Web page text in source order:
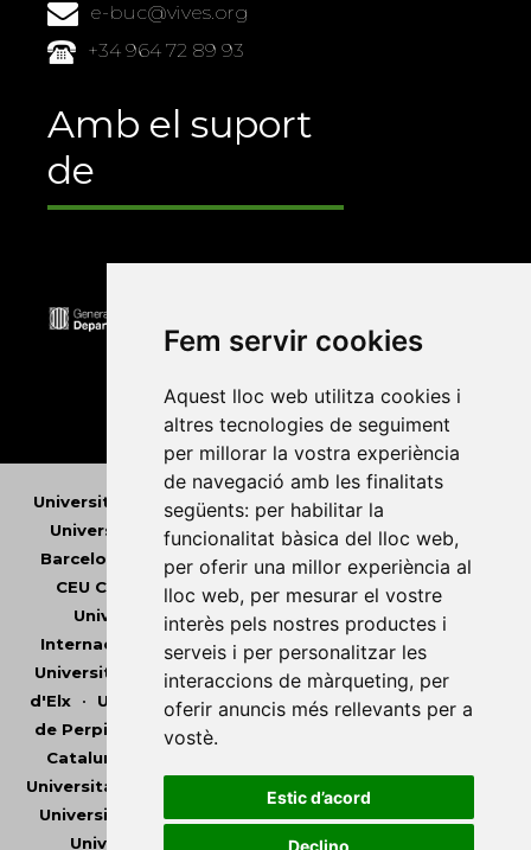
Fem servir cookies
Aquest lloc web utilitza cookies i
altres tecnologies de seguiment
per millorar la vostra experiència
de navegació amb les finalitats
següents: per habilitar la
funcionalitat bàsica del lloc web,
per oferir una millor experiència al
lloc web, per mesurar el vostre
interès pels nostres productes i
serveis i per personalitzar les
interaccions de màrqueting, per
oferir anuncis més rellevants per a
vostè.
Estic d’acord
Declino
e-buc@vives.org
+34 964 72 89 93
Amb el suport
de
Universitat Abat Oliba CEU •Universitat d'Alacant
Universitat d'Andorra
•
Universitat Autònoma de
Barcelona
Universitat de Barcelona
Universitat
CEU Cardenal Herrera
Universitat de Girona
Universitat de les Illes Balears
Universitat
Internacional de Catalunya
Universitat Jaume I
Universitat de Lleida
• Universitat Miguel Hernández
d'Elx• Universitat Oberta de Catalunya •Universitat
de Perpinyà Via Domitia
Catalunya
Universitat Pompeu Fabra
Universitat Rovira i Virgili
•
Universitat de València
•Universitat de Vic -